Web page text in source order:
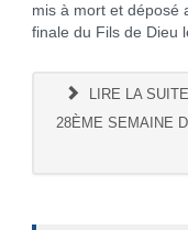
mis à mort et déposé
finale du Fils de Dieu
LIRE LA
28ÈME SEMAINE